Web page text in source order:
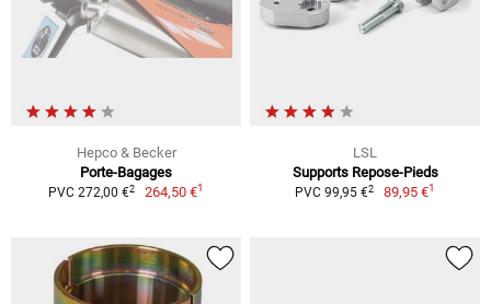
Hepco & Becker
Porte-Bagages
PVC 272,00 €2 264,50 €1
LSL
Supports Repose-Pieds
PVC 99,95 €2 89,95 €1